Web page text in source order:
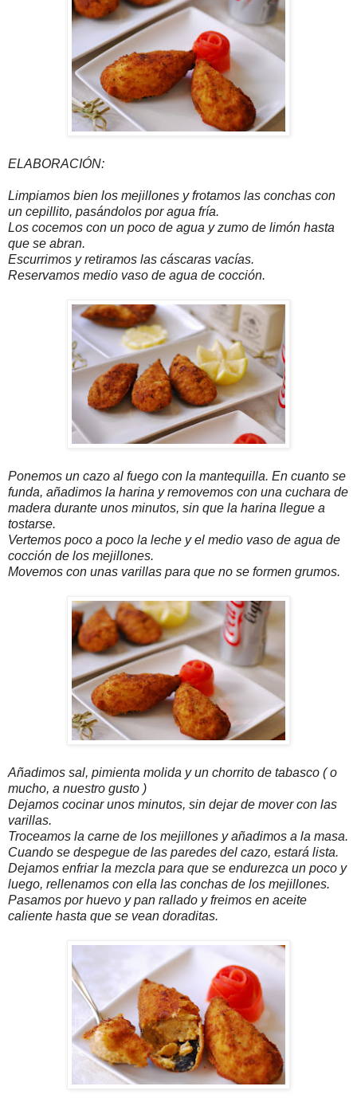
ELABORACIÓN:
Limpiamos bien los mejillones y frotamos las conchas con
un cepillito, pasándolos por agua fría.
Los cocemos con un poco de agua y zumo de limón hasta
que se abran.
Escurrimos y retiramos las cáscaras vacías.
Reservamos medio vaso de agua de cocción.
Ponemos un cazo al fuego con la mantequilla. En cuanto se
funda, añadimos la harina y removemos con una cuchara de
madera durante unos minutos, sin que la harina llegue a
tostarse.
Vertemos poco a poco la leche y el medio vaso de agua de
cocción de los mejillones.
Movemos con unas varillas para que no se formen grumos.
Añadimos sal, pimienta molida y un chorrito de tabasco ( o
mucho, a nuestro gusto )
Dejamos cocinar unos minutos, sin dejar de mover con las
varillas.
Troceamos la carne de los mejillones y añadimos a la masa.
Cuando se despegue de las paredes del cazo, estará lista.
Dejamos enfriar la mezcla para que se endurezca un poco y
luego, rellenamos con ella las conchas de los mejillones.
Pasamos por huevo y pan rallado y freimos en aceite
caliente hasta que se vean doraditas.